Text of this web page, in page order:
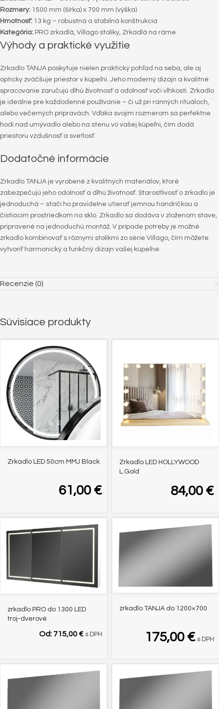
Rozmery: 1500 mm (šírka) x 700 mm (výška)
Hmotnosť: 13 kg – robustná a stabilná konštrukcia
Kategória: PRO zrkadlá, Villago stolíky, Zrkadlá na ráme
Výhody a praktické využitie
Zrkadlo TANJA poskytuje nielen praktický pohľad na seba, ale aj
opticky zväčšuje priestor v kúpeľni. Jeho moderný dizajn a kvalitné
spracovanie zaručujú dlhú životnosť a odolnosť voči vlhkosti. Zrkadlo
je ideálne pre každodenné používanie – či už pri ranných rituáloch,
alebo večerných prípravách. Vďaka svojim rozmerom sa perfektne
hodí nad umývadlo alebo na stenu vo vašej kúpeľni, čím dodá
priestoru vzdušnosť a svetlosť.
Dodatočné informácie
Zrkadlo TANJA je vyrobené z kvalitných materiálov, ktoré
zabezpečujú jeho odolnosť a dlhú životnosť. Starostlivosť o zrkadlo je
jednoduchá – stačí ho pravidelne utierať jemnou handričkou a
čistiacim prostriedkom na sklo. Zrkadlo sa dodáva v zloženom stave,
pripravené na jednoduchú montáž. V prípade potreby je možné
zrkadlo kombinovať s rôznymi stolíkmi zo série Villago, čím môžete
vytvoriť harmonický a funkčný dizajn vašej kúpeľne.
Recenzie (0)
Súvisiace produkty
Zrkadlo LED 50cm MMJ Black
61,00€
Zrkadlo LED HOLLYWOOD
L.Gold
84,00€
zrkadlo PRO do 1300 LED
troj-dverové
Od: 715,00€ s DPH
zrkadlo TANJA do 1200×700
175,00€ s DPH